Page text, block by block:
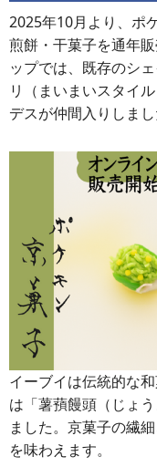
2025年10月より、ポ
煎餅・干菓子を通年
ップでは、既存のシ
リ（まいまいスタイ
デスが仲間入りしまし
イーブイは伝統的な
は「薯蕷饅頭（じょ
ました。京菓子の繊
を味わえます。